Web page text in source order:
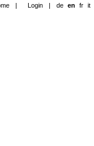
| Login | de en fr it